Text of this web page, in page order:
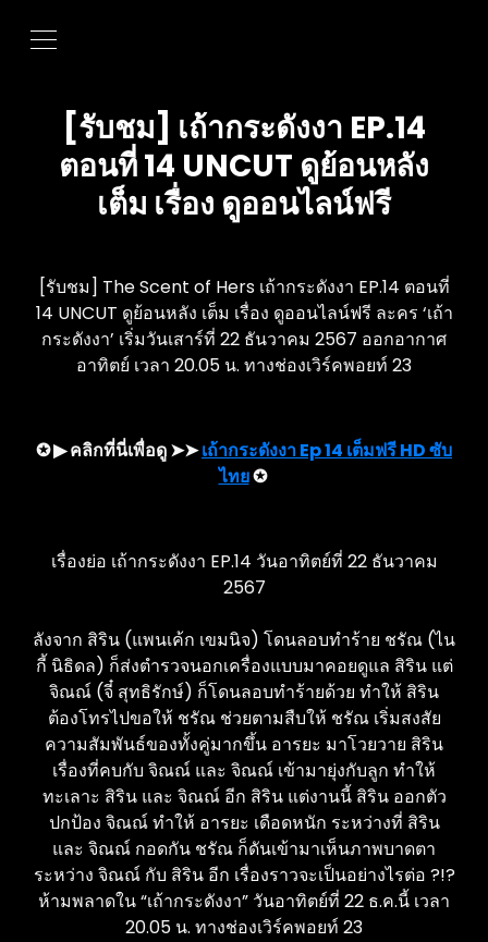
[รับชม] เถ้ากระดังงา EP.14
ตอนที่ 14 UNCUT ดูย้อนหลัง
เต็ม เรื่อง ดูออนไลน์ฟรี
[รับชม] The Scent of Hers เถ้ากระดังงา EP.14 ตอนที่
14 UNCUT ดูย้อนหลัง เต็ม เรื่อง ดูออนไลน์ฟรี ละคร ‘เถ้า
กระดังงา’ เริ่มวันเสาร์ที่ 22 ธันวาคม 2567 ออกอากาศ
อาทิตย์ เวลา 20.05 น. ทางช่องเวิร์คพอยท์ 23
✪ ▶ คลิกที่นี่เพื่อดู ➤➤เถ้ากระดังงา Ep 14 เต็มฟรี HD ซับ
ไทย✪
เรื่องย่อ เถ้ากระดังงา EP.14 วันอาทิตย์ที่ 22 ธันวาคม
2567
ลังจาก สิริน (แพนเค้ก เขมนิจ) โดนลอบทำร้าย ชรัณ (ไน
กี้ นิธิดล) ก็ส่งตำรวจนอกเครื่องแบบมาคอยดูแล สิริน แต่
จิณณ์ (จี๋ สุทธิรักษ์) ก็โดนลอบทำร้ายด้วย ทำให้ สิริน
ต้องโทรไปขอให้ ชรัณ ช่วยตามสืบให้ ชรัณ เริ่มสงสัย
ความสัมพันธ์ของทั้งคู่มากขึ้น อารยะ มาโวยวาย สิริน
เรื่องที่คบกับ จิณณ์ และ จิณณ์ เข้ามายุ่งกับลูก ทำให้
ทะเลาะ สิริน และ จิณณ์ อีก สิริน แต่งานนี้ สิริน ออกตัว
ปกป้อง จิณณ์ ทำให้ อารยะ เดือดหนัก ระหว่างที่ สิริน
และ จิณณ์ กอดกัน ชรัณ ก็ดันเข้ามาเห็นภาพบาดตา
ระหว่าง จิณณ์ กับ สิริน อีก เรื่องราวจะเป็นอย่างไรต่อ ?!?
ห้ามพลาดใน “เถ้ากระดังงา” วันอาทิตย์ที่ 22 ธ.ค.นี้ เวลา
20.05 น. ทางช่องเวิร์คพอยท์ 23